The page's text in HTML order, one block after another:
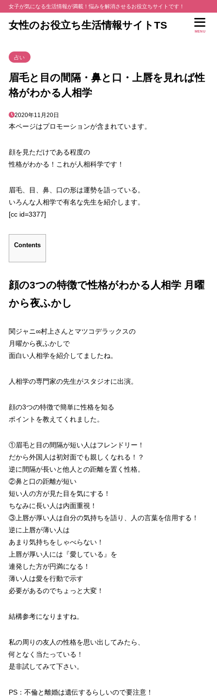
女子が気になる生活情報が満載！悩みを解消させるお役立ちサイトです！
女性のお役立ち生活情報サイトTS
MENU
占い
眉毛と目の間隔・鼻と口・上唇を見れば性
格がわかる人相学
2020年11月20日
本ページはプロモーションが含まれています。
顔を見ただけである程度の
性格がわかる！これが人相科学です！
眉毛、目、鼻、口の形は運勢を語っている。
いろんな人相学で有名な先生を紹介します。
[cc id=3377]
Contents
顔の3つの特徴で性格がわかる人相学 月曜
から夜ふかし
関ジャニ∞村上さんとマツコデラックスの
月曜から夜ふかしで
面白い人相学を紹介してましたね。
人相学の専門家の先生がスタジオに出演。
顔の3つの特徴で簡単に性格を知る
ポイントを教えてくれました。
①眉毛と目の間隔が短い人はフレンドリー！
だから外国人は初対面でも親しくなれる！？
逆に間隔が長いと他人との距離を置く性格。
②鼻と口の距離が短い
短い人の方が見た目を気にする！
ちなみに長い人は内面重視！
③上唇が厚い人は自分の気持ちを語り、人の言葉を信用する！
逆に上唇が薄い人は
あまり気持ちをしゃべらない！
上唇が厚い人には『愛している』を
連発した方が円満になる！
薄い人は愛を行動で示す
必要があるのでちょっと大変！
結構参考になりますね。
私の周りの友人の性格を思い出してみたら、
何となく当たっている！
是非試してみて下さい。
PS：不倫と離婚は遺伝するらしいので要注意！